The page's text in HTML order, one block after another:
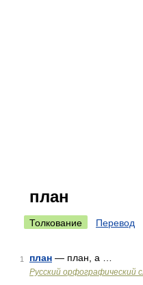
план
Толкование Перевод
1 план — план, а …
Русский орфографический